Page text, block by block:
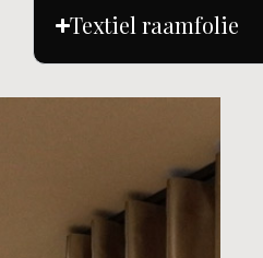
Textiel raamfolie